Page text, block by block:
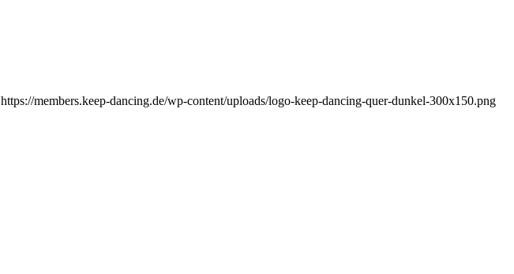
https://members.keep-dancing.de/wp-content/uploads/logo-keep-dancing-quer-dunkel-300x150.png